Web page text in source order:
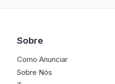
Sobre
Como Anunciar
Sobre Nós